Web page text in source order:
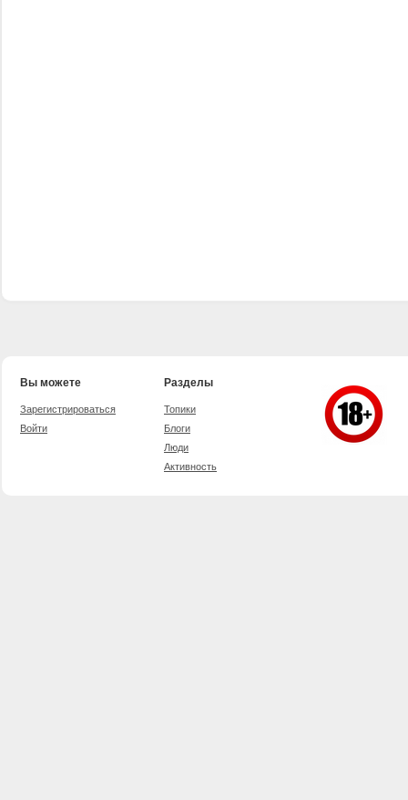
Вы можете
Зарегистрироваться
Войти
Разделы
Топики
Блоги
Люди
Активность